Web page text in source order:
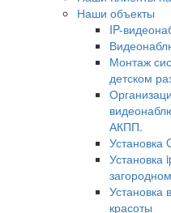
Наши объекты
IP-
Монтаж
детском
АКПП.
Установка
Установка
Установка
красоты